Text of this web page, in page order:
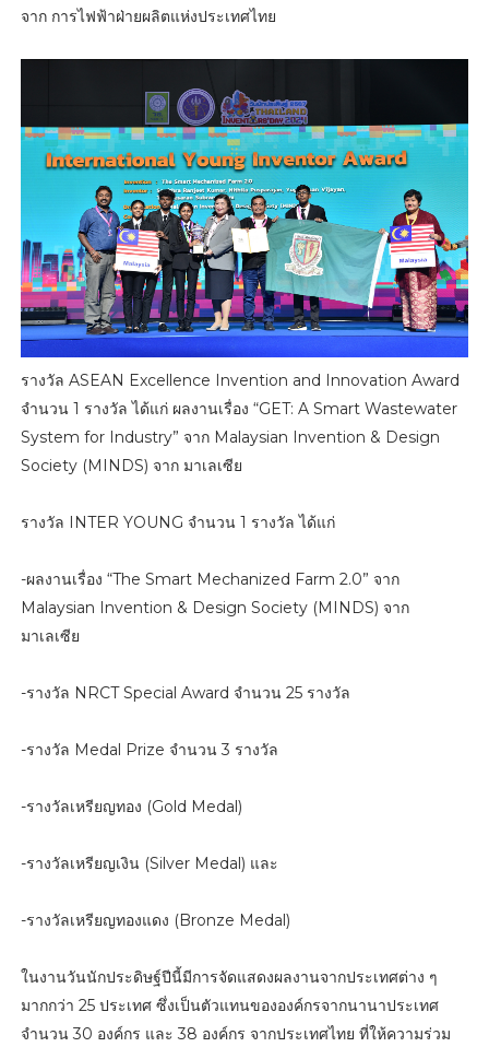
จาก การไฟฟ้าฝ่ายผลิตแห่งประเทศไทย
รางวัล ASEAN Excellence Invention and Innovation Award
จำนวน 1 รางวัล ได้แก่ ผลงานเรื่อง “GET: A Smart Wastewater
System for Industry” จาก Malaysian Invention & Design
Society (MINDS) จาก มาเลเซีย
รางวัล INTER YOUNG จำนวน 1 รางวัล ได้แก่
-ผลงานเรื่อง “The Smart Mechanized Farm 2.0” จาก
Malaysian Invention & Design Society (MINDS) จาก
มาเลเซีย
-รางวัล NRCT Special Award จำนวน 25 รางวัล
-รางวัล Medal Prize จำนวน 3 รางวัล
-รางวัลเหรียญทอง (Gold Medal)
-รางวัลเหรียญเงิน (Silver Medal) และ
-รางวัลเหรียญทองแดง (Bronze Medal)
ในงานวันนักประดิษฐ์ปีนี้มีการจัดแสดงผลงานจากประเทศต่าง ๆ
มากกว่า 25 ประเทศ ซึ่งเป็นตัวแทนขององค์กรจากนานาประเทศ
จำนวน 30 องค์กร และ 38 องค์กร จากประเทศไทย ที่ให้ความร่วม